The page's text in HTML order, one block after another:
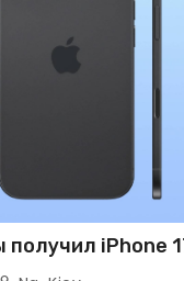
получил iPhone